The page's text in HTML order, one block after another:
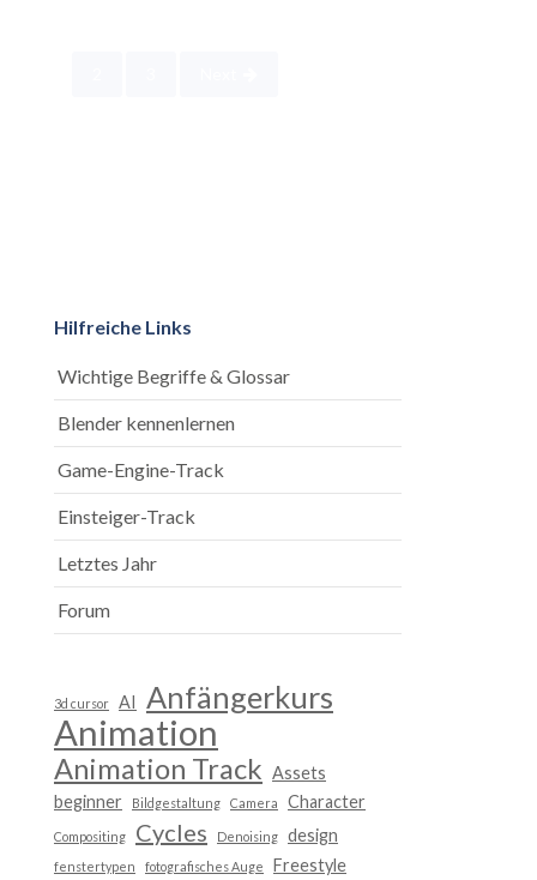
Hilfreiche Links
Wichtige Begriffe & Glossar
Blender kennenlernen
Game-Engine-Track
Einsteiger-Track
Letztes Jahr
Forum
3d cursor AI Anfängerkurs
Animation
Animation Track Assets
beginner
Bildgestaltung Camera Character
Compositing Cycles Denoising design
fenstertypen fotografisches Auge Freestyle